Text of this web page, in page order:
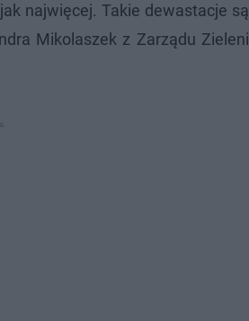
najwięcej. Takie dewastacje są
Mikolaszek z Zarządu Zieleni